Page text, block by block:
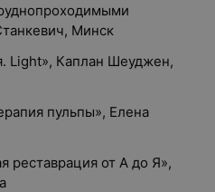
Минск
Light», Каплан Шеуджен,
пульпы», Елена
реставрация от А до Я»,